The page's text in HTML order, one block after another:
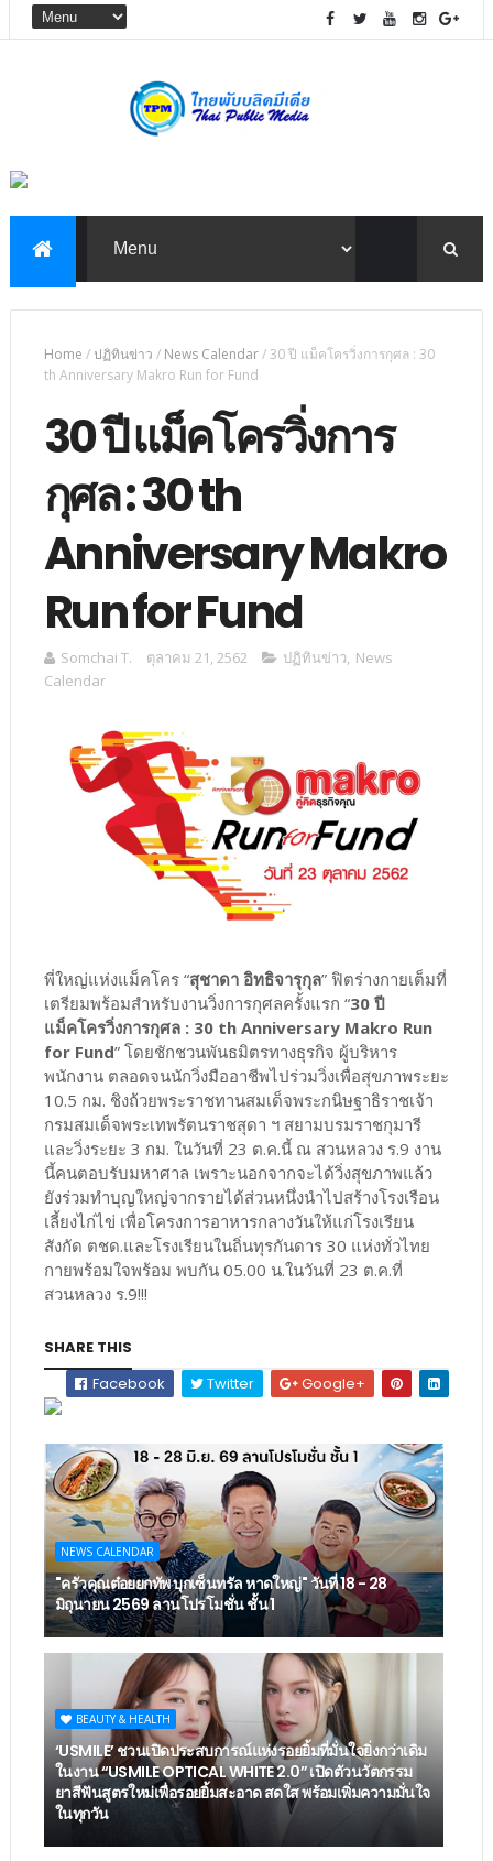
Home /ปฏิทินข่าว / News Calendar/30 ปี แม็คโครวิ่งการกุศล : 30
th Anniversary Makro Run for Fund
30 ปี แม็คโครวิ่งการ
กุศล : 30 th
Anniversary Makro
Run for Fund
Somchai T. ตุลาคม 21, 2562 ปฏิทินข่าว, News
Calendar
พี่ใหญ่แห่งแม็คโคร “สุชาดา อิทธิจารุกุล” ฟิตร่างกายเต็มที่
เตรียมพร้อมสำหรับงานวิ่งการกุศลครั้งแรก “30 ปี
แม็คโครวิ่งการกุศล : 30 th Anniversary Makro Run
for Fund” โดยชักชวนพันธมิตรทางธุรกิจ ผู้บริหาร
พนักงาน ตลอดจนนักวิ่งมืออาชีพไปร่วมวิ่งเพื่อสุขภาพระยะ
10.5 กม. ชิงถ้วยพระราชทานสมเด็จพระกนิษฐาธิราชเจ้า
กรมสมเด็จพระเทพรัตนราชสุดา ฯ สยามบรมราชกุมารี
และวิ่งระยะ 3 กม. ในวันที่ 23 ต.ค.นี้ ณ สวนหลวง ร.9 งาน
นี้คนตอบรับมหาศาล เพราะนอกจากจะได้วิ่งสุขภาพแล้ว
ยังร่วมทำบุญใหญ่จากรายได้ส่วนหนึ่งนำไปสร้างโรงเรือน
เลี้ยงไก่ไข่ เพื่อโครงการอาหารกลางวันให้แก่โรงเรียน
สังกัด ตชด.และโรงเรียนในถิ่นทุรกันดาร 30 แห่งทั่วไทย
กายพร้อมใจพร้อม พบกัน 05.00 น.ในวันที่ 23 ต.ค.ที่
สวนหลวง ร.9!!!
SHARE THIS
Facebook
Twitter Google+
NEWS CALENDAR
"ครัวคุณต๋อยยกทัพ บุกเซ็นทรัล หาดใหญ่" วันที่ 18 - 28
มิถุนายน 2569 ลานโปรโมชั่น ชั้น 1
BEAUTY & HEALTH
‘USMILE’ ชวนเปิดประสบการณ์แห่งรอยยิ้มที่มั่นใจยิ่งกว่าเดิม
ในงาน “USMILE OPTICAL WHITE 2.0” เปิดตัวนวัตกรรม
ยาสีฟันสูตรใหม่เพื่อรอยยิ้มสะอาด สดใส พร้อมเพิ่มความมั่นใจ
ในทุกวัน